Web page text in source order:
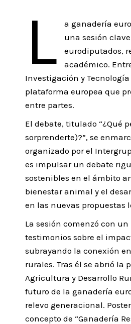
L
a ganadería
una sesión
eurodiputados,
académico.
Investigación y
plataforma europea que
entre partes.
El debate, titulado “¿Qué
sorprenderte)?”, se
organizado por el
es impulsar un debate
sostenibles en el ámbito
bienestar animal y el
en las nuevas propuestas
La sesión comenzó con
testimonios sobre el
subrayando la conexión
rurales. Tras él se abrió la
Agricultura y Desarrollo
futuro de la ganadería
relevo generacional.
concepto de “Ganadería